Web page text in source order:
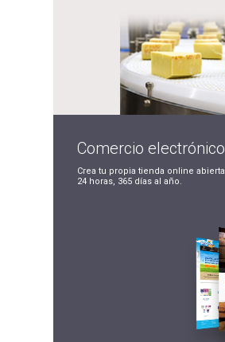
Comercioelectrónico
Crea tu propia tienda online abierta
24 horas, 365 días al año.